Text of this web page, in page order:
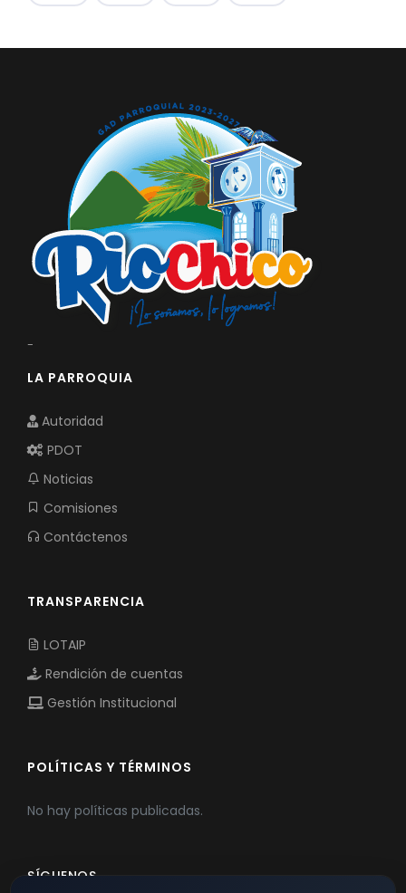
-
LA PARROQUIA
Autoridad
PDOT
Noticias
Comisiones
Contáctenos
TRANSPARENCIA
LOTAIP
Rendición de cuentas
Gestión Institucional
POLÍTICAS Y TÉRMINOS
No hay políticas publicadas.
SÍGUENOS